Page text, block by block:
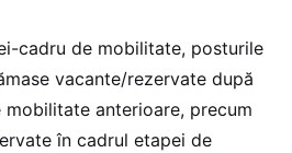
cadru de mobilitate, posturile
vacante/rezervate după
anterioare, precum
în cadrul etapei de